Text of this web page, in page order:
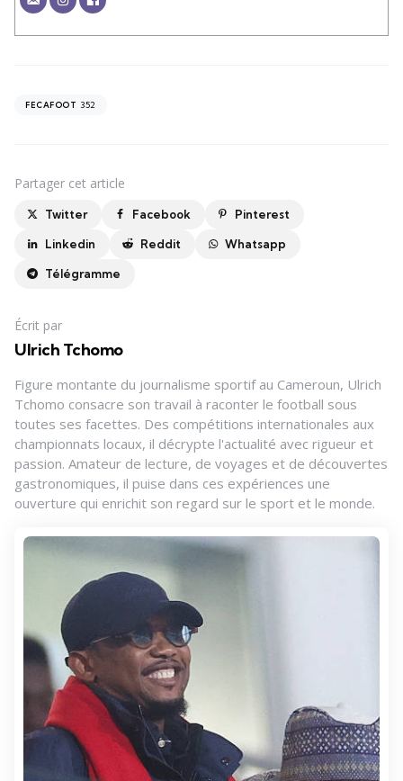
FECAFOOT 352
Partager cet article
Twitter Facebook Pinterest
Linkedin Reddit Whatsapp
Télégramme
Écrit par
Ulrich Tchomo
Figure montante du journalisme sportif au Cameroun, Ulrich
Tchomo consacre son travail à raconter le football sous
toutes ses facettes. Des compétitions internationales aux
championnats locaux, il décrypte l'actualité avec rigueur et
passion. Amateur de lecture, de voyages et de découvertes
gastronomiques, il puise dans ces expériences une
ouverture qui enrichit son regard sur le sport et le monde.